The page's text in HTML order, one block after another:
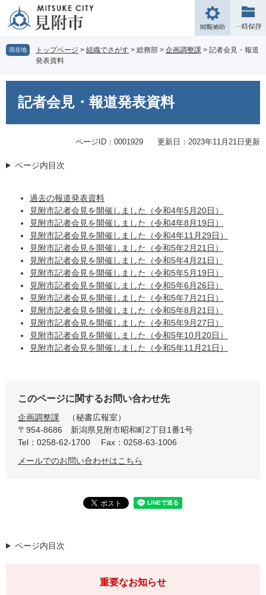
の
先
で
ー
を
ば
閲
覧
補
現在地 トップページ > 組織でさがす > 総務部 > 企画調整課 > 記者会見・報道
発表資料
記者会見・報道発表資料
ページID：0001929 更新日：2023年11月21日更新
ページ内目次
過去の報道発表資料
見附市記者会見を開催しました（令和4年5月20日）
見附市記者会見を開催しました（令和4年8月19日）
見附市記者会見を開催しました（令和4年11月29日）
見附市記者会見を開催しました（令和5年2月21日）
見附市記者会見を開催しました（令和5年4月21日）
見附市記者会見を開催しました（令和5年5月19日）
見附市記者会見を開催しました（令和5年6月26日）
見附市記者会見を開催しました（令和5年7月21日）
見附市記者会見を開催しました（令和5年8月21日）
見附市記者会見を開催しました（令和5年9月27日）
見附市記者会見を開催しました（令和5年10月20日）
見附市記者会見を開催しました（令和5年11月21日）
このページに関するお問い合わせ先
企画調整課
秘書広報室
〒954-8686
新潟県見附市昭和町2丁目1番1号
Tel：0258-62-1700
Fax：0258-63-1006
メールでのお問い合わせはこちら
ページ内目次
重要なお知らせ